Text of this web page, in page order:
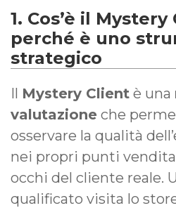
1. Cos’è il
perché è uno
strategico
Il Mystery Client è una
valutazione che
osservare la qualità
nei propri punti
occhi del cliente reale.
qualificato visita lo